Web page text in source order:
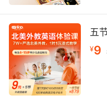
作单词卡片，学生手
过程中加深对单词形
与味觉也能关联，如学
让学生闻其清香、尝
深深烙印在脑海中。
习巩固是单词记忆长效
完善的复习体系，课
五
¥9